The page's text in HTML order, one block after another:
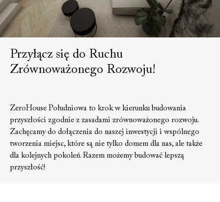
Przyłącz się do Ruchu
Zrównoważonego Rozwoju!
ZeroHouse Południowa to krok w kierunku budowania
przyszłości zgodnie z zasadami zrównoważonego rozwoju.
Zachęcamy do dołączenia do naszej inwestycji i wspólnego
tworzenia miejsc, które są nie tylko domem dla nas, ale także
dla kolejnych pokoleń. Razem możemy budować lepszą
przyszłość!